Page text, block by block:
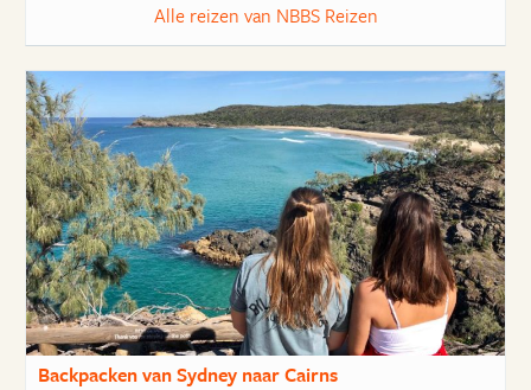
Alle reizen van NBBS Reizen
Backpacken van Sydney naar Cairns